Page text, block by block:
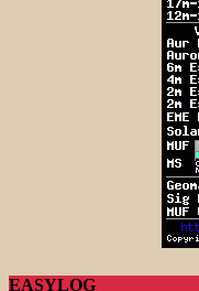
EASYLOG